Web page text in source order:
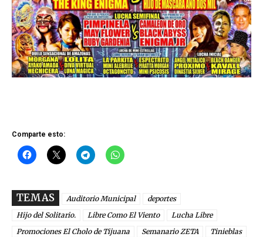
Comparte esto:
TEMAS Auditorio Municipal
deportes
Hijo del Solitario.
Libre Como El Viento
Lucha Libre
Promociones El Cholo de Tijuana
Semanario ZETA
Tinieblas